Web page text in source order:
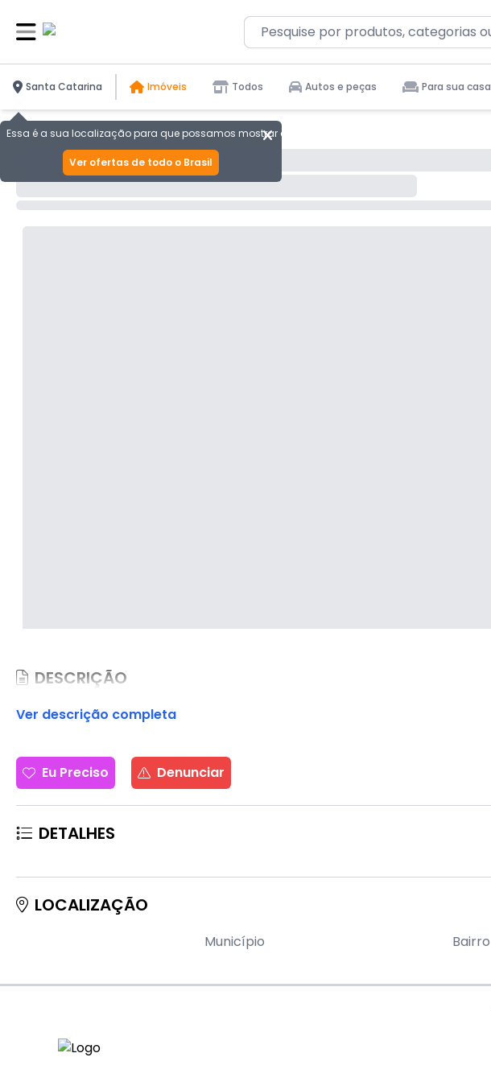
Santa Catarina
Essa é a sua localização para que possamos mostrar as melhores ofertas para você.
Ver ofertas de todo o Brasil
Imóveis Todos Autos e peças Para sua casa
DESCRIÇÃO
Ver descrição completa
Eu Preciso Denunciar
DETALHES
LOCALIZAÇÃO
Município Bairro